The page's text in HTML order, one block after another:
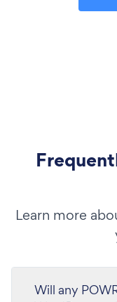
Learn more
Will any